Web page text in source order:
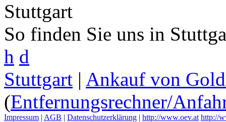
Stuttgart
So finden Sie uns in
h d
Stuttgart | Ankauf von
(Entfernungsrechner/
Impressum | AGB | Datenschutzerklärung | http://www.oev.at http://